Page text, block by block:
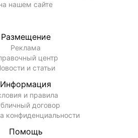
нашем сайте
Размещение
Реклама
центр
и статьи
Информация
и правила
договор
конфиденциальности
Помощь